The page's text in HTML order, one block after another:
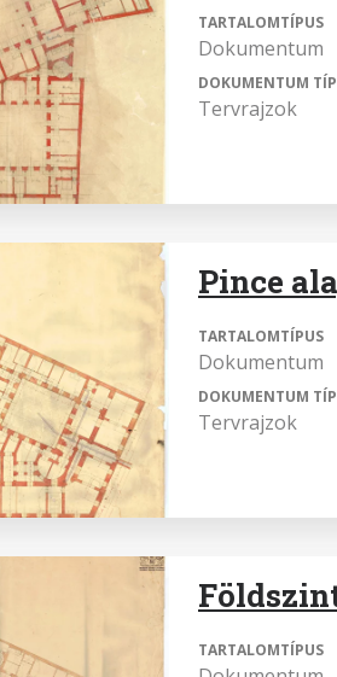
TARTALOMTÍPUS
Dokumentum
DOKUMENTUM
Tervrajzok
Pince
TARTALOMTÍPUS
Dokumentum
DOKUMENTUM
Tervrajzok
TARTALOMTÍPUS